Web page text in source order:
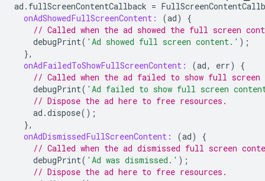
ad . fullScreenContentCallback =
onAdShowedFullScreenContent:
(ad)
{
// Called when the ad showed the full screen
debugPrint( 'Ad showed full screen content.' );
},
onAdFailedToShowFullScreenContent:
(ad, err)
{
// Called when the ad failed to show full screen
debugPrint( 'Ad failed to show full screen
// Dispose the ad here to free resources.
ad .dispose();
},
onAdDismissedFullScreenContent:
(ad)
{
// Called when the ad dismissed full screen
debugPrint( 'Ad was dismissed.' );
// Dispose the ad here to free resources.